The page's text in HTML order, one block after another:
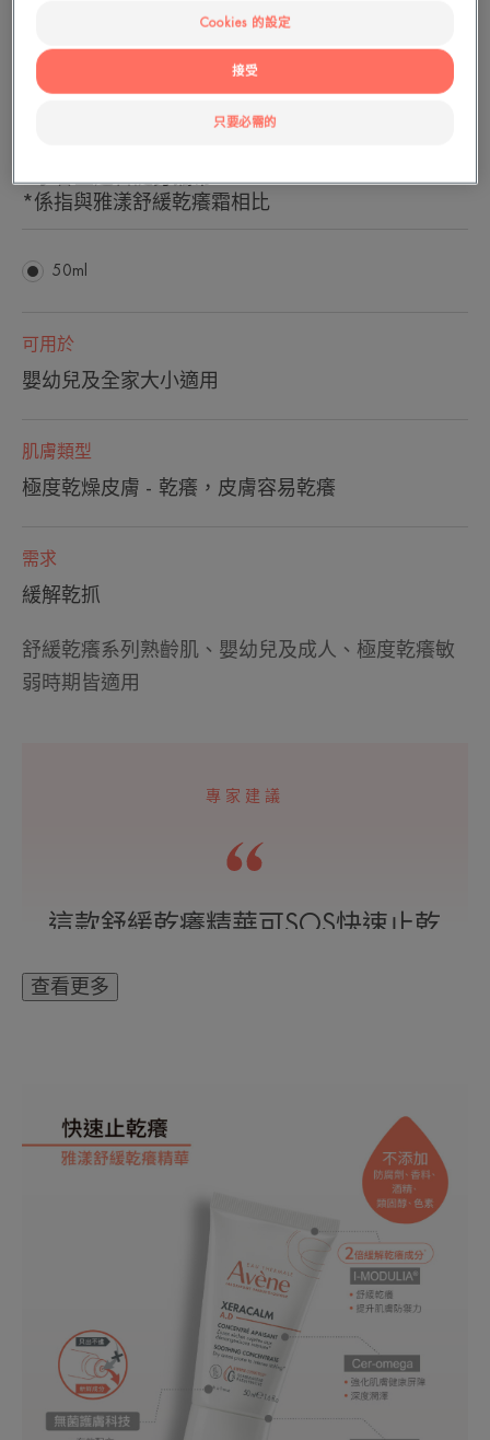
| 富含2倍緩解乾癢成分*，專利配方I-
MODULIA®。
|有效保濕潤澤並提升肌膚防護力。
▪️ 小容量適合隨身攜帶。
*係指與雅漾舒緩乾癢霜相比
50ml
可用於
嬰幼兒及全家大小適用
肌膚類型
極度乾燥皮膚 - 乾癢，皮膚容易乾癢
需求
緩解乾抓
舒緩乾癢系列熟齡肌、嬰幼兒及成人、極度乾癢敏
弱時期皆適用
專家建議
這款舒緩乾癢精華可SOS快速止乾
▪️ 獨特活性成分I-MODULIA®，緩解乾癢，提升肌
膚防禦力。
▪️ Cer-Omega，一種類似於肌膚脂質的成分，可強
查看更多
Cookies 的設定
只要必需的
接受